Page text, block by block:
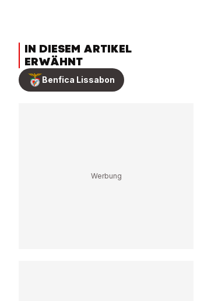
IN DIESEM ARTIKEL
ERWÄHNT
Benfica Lissabon